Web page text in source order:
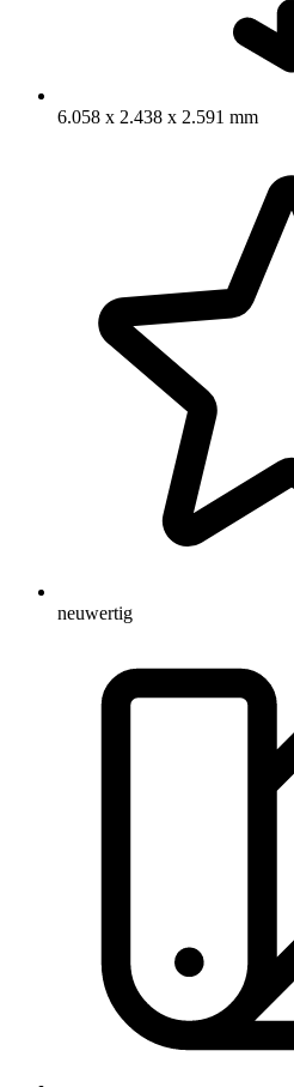
6.058 x 2.438 x 2.591 mm
neuwertig